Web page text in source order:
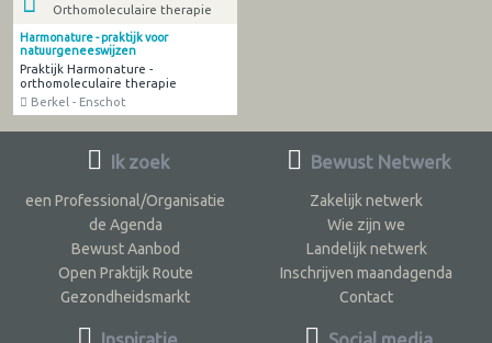
Orthomoleculaire therapie
Harmonature - praktijk voor
natuurgeneeswijzen
Praktijk Harmonature -
orthomoleculaire therapie
Berkel - Enschot
Ik zoek
een Professional/Organisatie
de Agenda
Bewust Aanbod
Open Praktijk Route
Gezondheidsmarkt
Inspiratie
Bewust Netwerk
Zakelijk netwerk
Wie zijn we
Landelijk netwerk
Inschrijven maandagenda
Contact
Social media